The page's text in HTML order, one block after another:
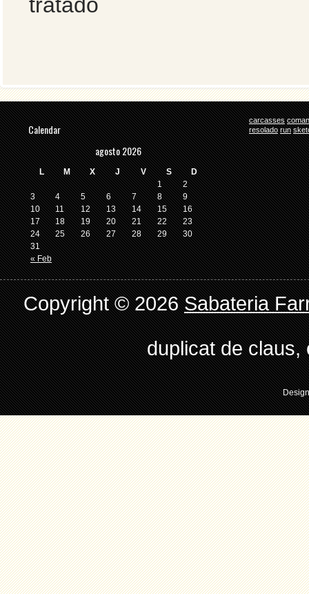
Calendar
agosto 2026
L M X J V S D
« Feb
1
2
3
4 5 6 7 8
9
10
11 12 13 14 15
16
17
18 19 20 21 22
23
24
25 26 27 28 29
30
31
carcasses
resolado run
Copyright © 2026Sabateria
duplicat de claus,